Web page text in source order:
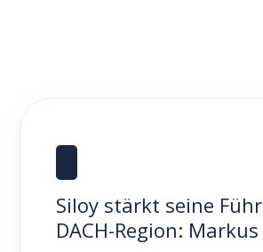
Siloy stärkt seine
DACH-Region: